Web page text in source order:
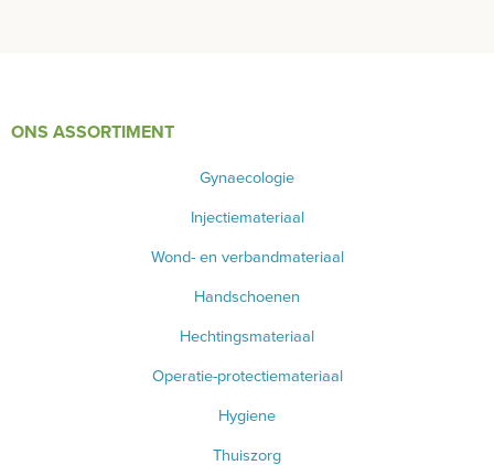
ONS ASSORTIMENT
Gynaecologie
Injectiemateriaal
Wond- en verbandmateriaal
Handschoenen
Hechtingsmateriaal
Operatie-protectiemateriaal
Hygiene
Thuiszorg